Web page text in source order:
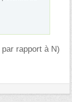
rapport à N)